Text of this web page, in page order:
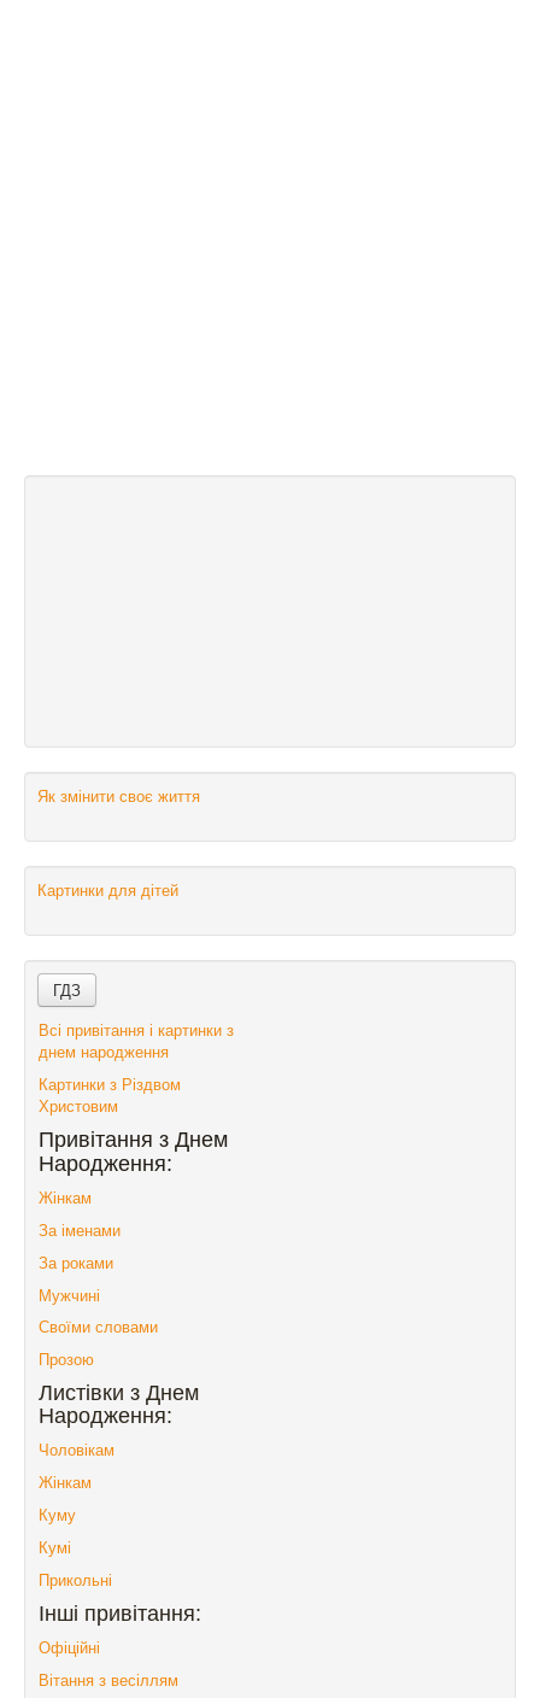
Як змінити своє життя
Картинки для дітей
Всі привітання і картинки з
днем народження
Картинки з Різдвом
Христовим
Привітання з Днем
Народження:
Жінкам
За іменами
За роками
Мужчині
Своїми словами
Прозою
Листівки з Днем
Народження:
Чоловікам
Жінкам
Куму
Кумі
Прикольні
Інші привітання:
Офіційні
Вітання з весіллям